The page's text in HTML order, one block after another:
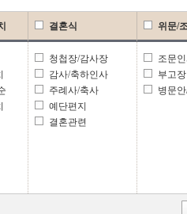
결혼식
청첩장/감사장
감사/축하인사
주례사/축사
예단편지
결혼관련
위문/
조문
부고장
병문